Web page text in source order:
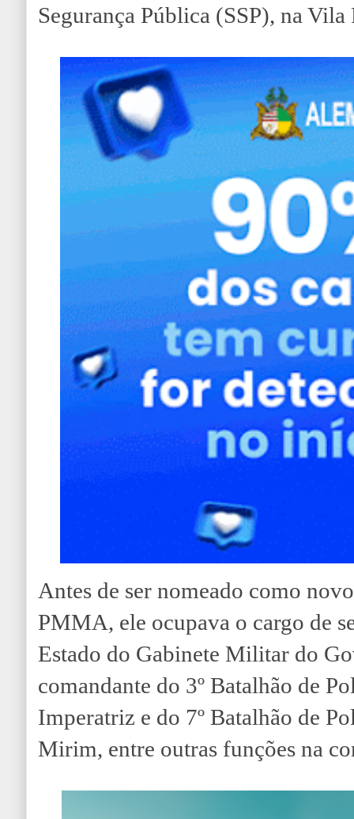
Segurança Pública (SSP), na Vila
Antes de ser nomeado como
PMMA, ele ocupava o cargo de
Estado do Gabinete Militar do
comandante do 3º Batalhão de
Imperatriz e do 7º Batalhão de
Mirim, entre outras funções na